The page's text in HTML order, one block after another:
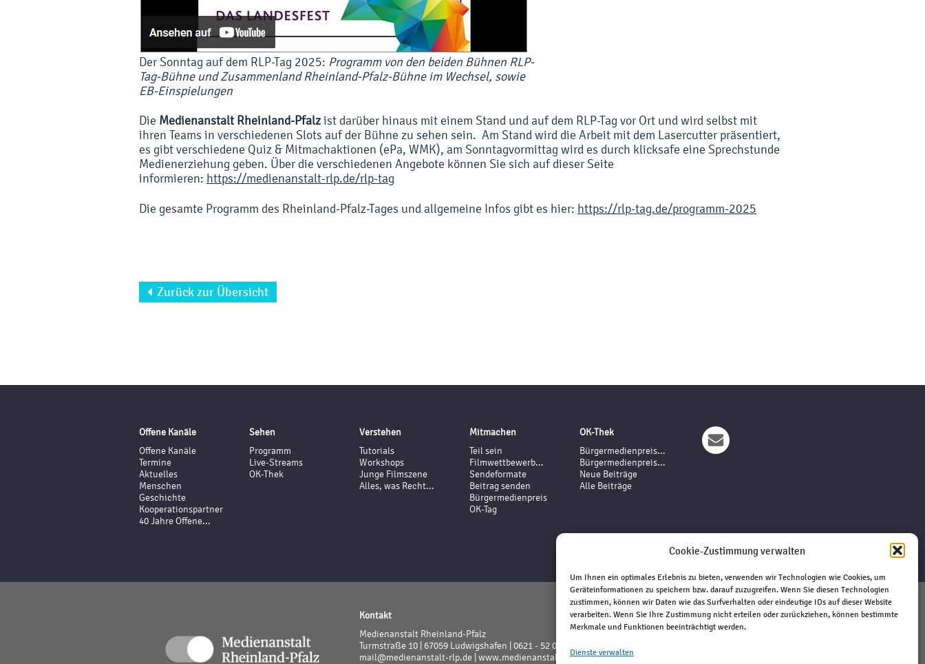
Cookie-Zustimmung verwalten
Um Ihnen ein optimales Erlebnis zu bieten, verwenden wir Technologien wie Cookies, um
Geräteinformationen zu speichern bzw. darauf zuzugreifen. Wenn Sie diesen Technologien
zustimmen, können wir Daten wie das Surfverhalten oder eindeutige IDs auf dieser Website
verarbeiten. Wenn Sie Ihre Zustimmung nicht erteilen oder zurückziehen, können bestimmte
Merkmale und Funktionen beeinträchtigt werden.
Dienste verwalten
Der Sonntag auf dem RLP-Tag 2025: Programm von den beiden Bühnen RLP-
Tag-Bühne und Zusammenland Rheinland-Pfalz-Bühne im Wechsel, sowie
EB-Einspielungen
Die Medienanstalt Rheinland-Pfalzist darüber hinaus mit einem Stand und auf dem RLP-Tag vor Ort und wird selbst mit
ihren Teams in verschiedenen Slots auf der Bühne zu sehen sein. Am Stand wird die Arbeit mit dem Lasercutter präsentiert,
es gibt verschiedene Quiz & Mitmachaktionen (ePa, WMK)​, am Sonntagvormittag wird es durch klicksafe eine Sprechstunde
Medienerziehung geben. Über die verschiedenen Angebote können Sie sich auf dieser Seite
informieren: https://medienanstalt-rlp.de/rlp-tag
Die gesamte Programm des Rheinland-Pfalz-Tages und allgemeine Infos gibt es hier: https://rlp-tag.de/programm-2025
Zurück zur Übersicht
Offene Kanäle
Offene Kanäle
Termine
Aktuelles
Menschen
Geschichte
Kooperationspartner
40 Jahre Offene...
Sehen
Programm
Live-Streams
OK-Thek
Verstehen
Tutorials
Workshops
Junge Filmszene
Alles, was Recht...
Mitmachen
Teil sein
Filmwettbewerb...
Sendeformate
Beitrag senden
Bürgermedienpreis
OK-Tag
OK-Thek
Bürgermedienpreis...
Bürgermedienpreis...
Neue Beiträge
Alle Beiträge
Kontakt
Medienanstalt Rheinland-Pfalz
Turmstraße 10 | 67059 Ludwigshafen | 0621 - 52 02 - 0
mail@medienanstalt-rlp.de | www.medienanstalt-rlp.de
Impressum
Haftungsausschluss